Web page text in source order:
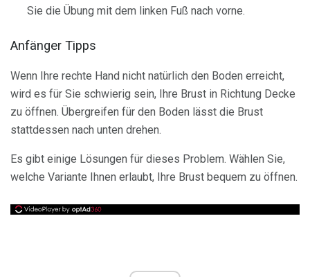
Sie die Übung mit dem linken Fuß nach vorne.
Anfänger Tipps
Wenn Ihre rechte Hand nicht natürlich den Boden erreicht,
wird es für Sie schwierig sein, Ihre Brust in Richtung Decke
zu öffnen. Übergreifen für den Boden lässt die Brust
stattdessen nach unten drehen.
Es gibt einige Lösungen für dieses Problem. Wählen Sie,
welche Variante Ihnen erlaubt, Ihre Brust bequem zu öffnen.